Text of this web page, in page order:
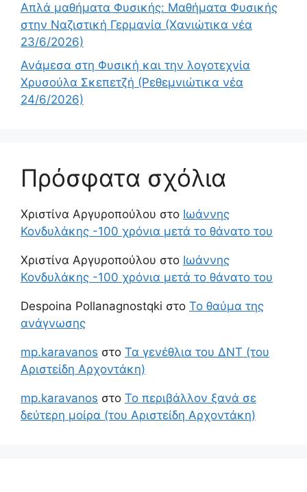
Απλά μαθήματα Φυσικής: Μαθήματα Φυσικής
στην Ναζιστική Γερμανία (Χανιώτικα νέα
23/6/2026)
Ανάμεσα στη Φυσική και την λογοτεχνία
Χρυσούλα Σκεπετζή (Ρεθεμνιώτικα νέα
24/6/2026)
Πρόσφατα σχόλια
Χριστίνα Αργυροπούλου στο Ιωάννης
Κονδυλάκης -100 χρόνια μετά το θάνατο του
Χριστίνα Αργυροπούλου στο Ιωάννης
Κονδυλάκης -100 χρόνια μετά το θάνατο του
Despoina Pollanagnostqki στο Το θαύμα της
ανάγνωσης
mp.karavanos στο Τα γενέθλια του ΔΝΤ (του
Αριστείδη Αρχοντάκη)
mp.karavanos στο Το περιβάλλον ξανά σε
δεύτερη μοίρα (του Αριστείδη Αρχοντάκη)